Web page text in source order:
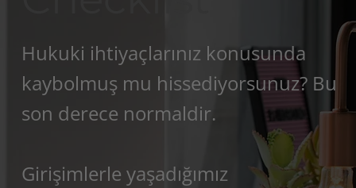
Hukuki ihtiyaçlarınız konusunda
kaybolmuş mu hissediyorsunuz? Bu
son derece normaldir.
Girişimlerle yaşadığımız